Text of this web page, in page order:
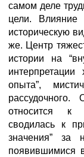
самом деле
цели. Влияние
историческую
же. Центр
истории на
интерпретации
опыта”,
относится к
сводилась к
значения” за
появившимися